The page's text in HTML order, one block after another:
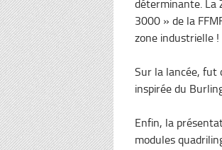
3000 » de la
zone industrielle !
Sur la lancée, fut
inspirée du
Enfin, la
modules